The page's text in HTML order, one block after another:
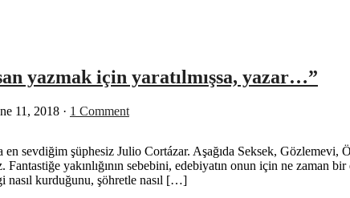
yazmak için yaratılmışsa, yazar…”
11, 2018 · 1 Comment
en sevdiğim şüphesiz Julio Cortázar. Aşağıda Seksek,
Fantastiğe yakınlığının sebebini, edebiyatın onun için ne zaman
nasıl kurduğunu, şöhretle nasıl […]